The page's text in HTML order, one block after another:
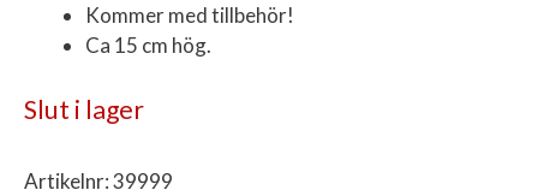
Kommer med tillbehör!
Ca 15 cm hög.
Slut i lager
Artikelnr:39999